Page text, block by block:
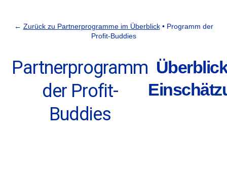
← Zurück zu Partnerprogramme im Überblick• Programm der
Profit-Buddies
Partnerprogramm
der Profit-
Buddies